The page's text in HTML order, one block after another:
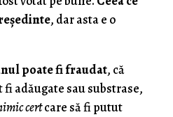
, dar asta e o
poate fi fraudat, că
adăugate sau substrase,
certcare să fi putut